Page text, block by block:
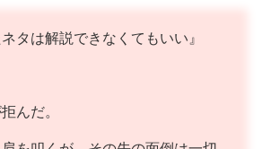
タは解説できなくてもいい』
んだ。